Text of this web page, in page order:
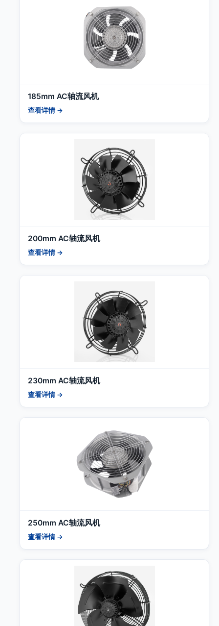
185mm AC轴流风机
查看详情 →
200mm AC轴流风机
查看详情 →
230mm AC轴流风机
查看详情 →
250mm AC轴流风机
查看详情 →